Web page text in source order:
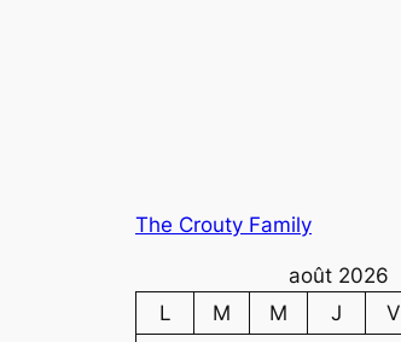
The Crouty Family
août 2026
L
M M J V